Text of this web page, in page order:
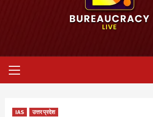
Menu
IAS उत्तर प्रदेश